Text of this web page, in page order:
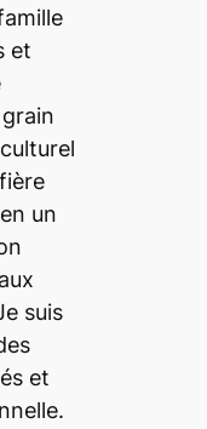
et
un
suis
et